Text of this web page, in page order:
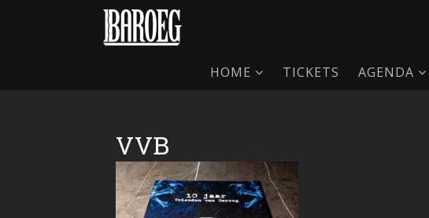
HOME TICKETS AGENDA
VVB